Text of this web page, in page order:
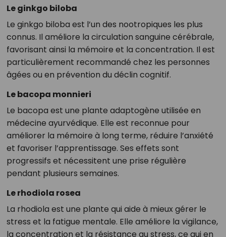
Le ginkgo biloba
Le ginkgo biloba est l’un des nootropiques les plus
connus. Il améliore la circulation sanguine cérébrale,
favorisant ainsi la mémoire et la concentration. Il est
particulièrement recommandé chez les personnes
âgées ou en prévention du déclin cognitif.
Le bacopa monnieri
Le bacopa est une plante adaptogène utilisée en
médecine ayurvédique. Elle est reconnue pour
améliorer la mémoire à long terme, réduire l’anxiété
et favoriser l’apprentissage. Ses effets sont
progressifs et nécessitent une prise régulière
pendant plusieurs semaines.
Le rhodiola rosea
La rhodiola est une plante qui aide à mieux gérer le
stress et la fatigue mentale. Elle améliore la vigilance,
la concentration et la résistance au stress, ce qui en